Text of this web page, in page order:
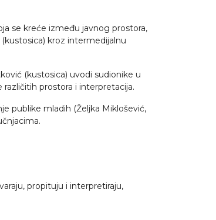
se kreće između javnog prostora,
kroz intermedijalnu
(kustosica) uvodi sudionike u
prostora i interpretacija.
publike mladih (Željka Miklošević,
propituju i interpretiraju,